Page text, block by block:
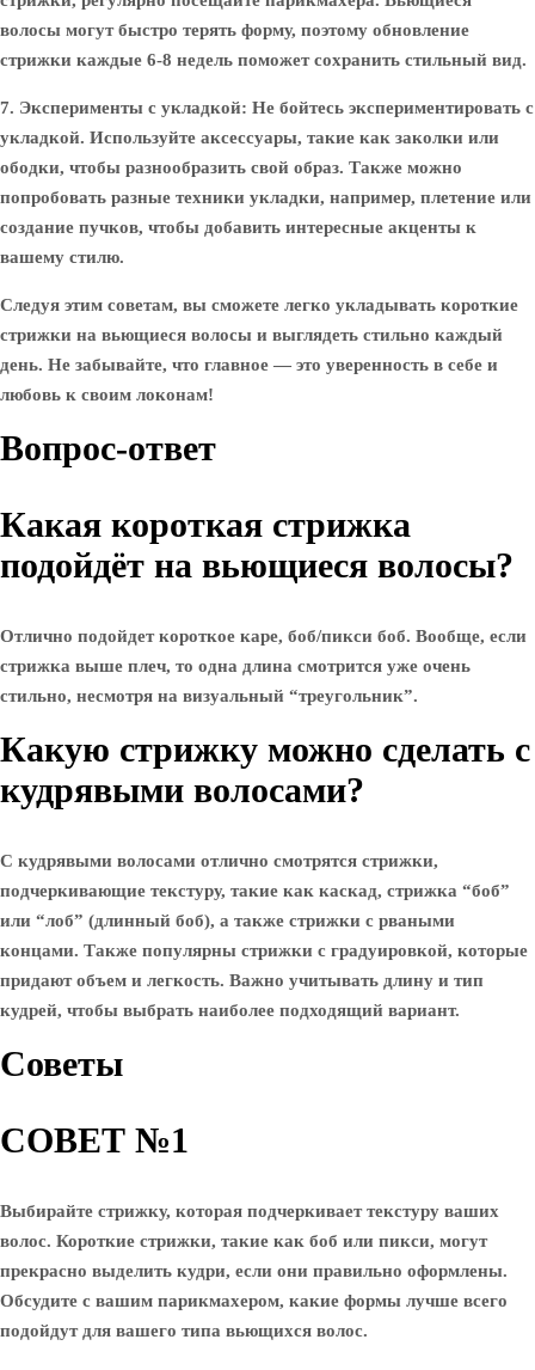
волосы могут быстро терять форму, поэтому обновление
стрижки каждые 6-8 недель поможет сохранить стильный вид.
7. Эксперименты с укладкой: Не бойтесь экспериментировать с
укладкой. Используйте аксессуары, такие как заколки или
ободки, чтобы разнообразить свой образ. Также можно
попробовать разные техники укладки, например, плетение или
создание пучков, чтобы добавить интересные акценты к
вашему стилю.
Следуя этим советам, вы сможете легко укладывать короткие
стрижки на вьющиеся волосы и выглядеть стильно каждый
день. Не забывайте, что главное — это уверенность в себе и
любовь к своим локонам!
Вопрос-ответ
Какая короткая стрижка
подойдёт на вьющиеся волосы?
Отлично подойдет короткое каре, боб/пикси боб. Вообще, если
стрижка выше плеч, то одна длина смотрится уже очень
стильно, несмотря на визуальный “треугольник”.
Какую стрижку можно сделать с
кудрявыми волосами?
С кудрявыми волосами отлично смотрятся стрижки,
подчеркивающие текстуру, такие как каскад, стрижка “боб”
или “лоб” (длинный боб), а также стрижки с рваными
концами. Также популярны стрижки с градуировкой, которые
придают объем и легкость. Важно учитывать длину и тип
кудрей, чтобы выбрать наиболее подходящий вариант.
Советы
СОВЕТ №1
Выбирайте стрижку, которая подчеркивает текстуру ваших
волос. Короткие стрижки, такие как боб или пикси, могут
прекрасно выделить кудри, если они правильно оформлены.
Обсудите с вашим парикмахером, какие формы лучше всего
подойдут для вашего типа вьющихся волос.